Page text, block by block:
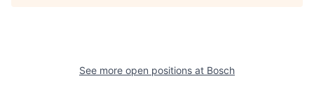
See more open positions at Bosch